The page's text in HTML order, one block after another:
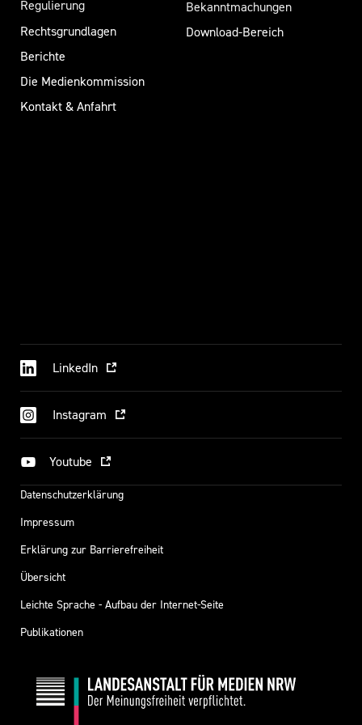
Regulierung
Rechtsgrundlagen
Berichte
Die Medienkommission
Kontakt & Anfahrt
Bekanntmachungen
Download-Bereich
LinkedIn
Instagram
Youtube
Datenschutzerklärung
Impressum
Erklärung zur Barrierefreiheit
Übersicht
Leichte Sprache - Aufbau der Internet-Seite
Publikationen